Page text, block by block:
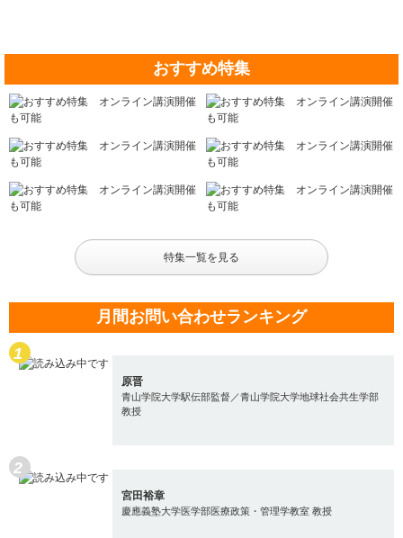
おすすめ特集
特集一覧を見る
月間お問い合わせランキング
原晋
青山学院大学駅伝部監督／青山学院大学地球社会共生学部
教授
宮田裕章
慶應義塾大学医学部医療政策・管理学教室 教授